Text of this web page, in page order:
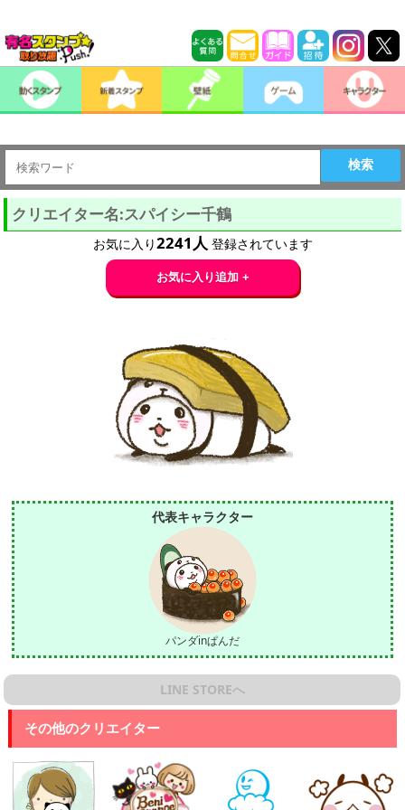
検索
クリエイター名:スパイシー千鶴
お気に入り2241 人 登録されています
お気に入り追加 +
代表キャラクター
パンダinぱんだ
LINE STOREへ
その他のクリエイター